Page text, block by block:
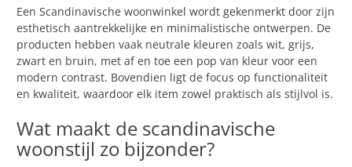
Een Scandinavische woonwinkel wordt gekenmerkt door zijn
esthetisch aantrekkelijke en minimalistische ontwerpen. De
producten hebben vaak neutrale kleuren zoals wit, grijs,
zwart en bruin, met af en toe een pop van kleur voor een
modern contrast. Bovendien ligt de focus op functionaliteit
en kwaliteit, waardoor elk item zowel praktisch als stijlvol is.
Wat maakt de scandinavische
woonstijl zo bijzonder?